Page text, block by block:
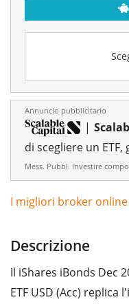
Annuncio pubblicitario
|
di scegliere un
Mess. Pubbl. Investire
I migliori broker online
Descrizione
Il iShares iBonds Dec
ETF USD (Acc) replica